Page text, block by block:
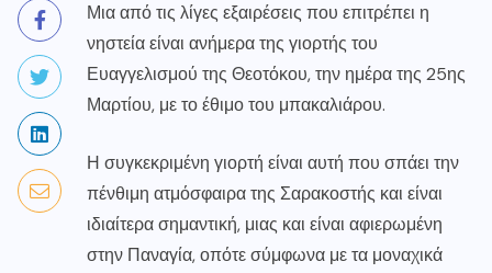
Μια από τις λίγες εξαιρέσεις που επιτρέπει η
νηστεία είναι ανήμερα της γιορτής του
Ευαγγελισμού της Θεοτόκου, την ημέρα της 25ης
Μαρτίου, με το έθιμο του μπακαλιάρου.
Η συγκεκριμένη γιορτή είναι αυτή που σπάει την
πένθιμη ατμόσφαιρα της Σαρακοστής και είναι
ιδιαίτερα σημαντική, μιας και είναι αφιερωμένη
στην Παναγία, οπότε σύμφωνα με τα μοναχικά